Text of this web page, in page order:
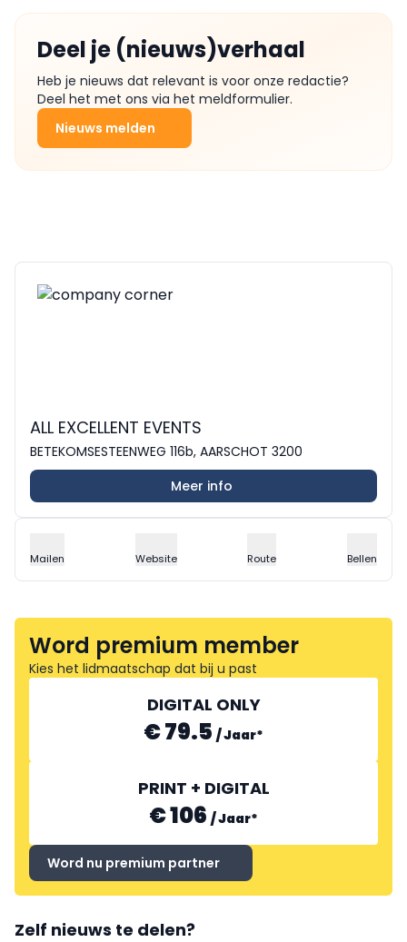
Deel je (nieuws)verhaal
Heb je nieuws dat relevant is voor onze redactie?
Deel het met ons via het meldformulier.
Nieuws melden
ALL EXCELLENT EVENTS
BETEKOMSESTEENWEG 116b, AARSCHOT 3200
Meer info
Mailen Website Route Bellen
Word premium member
Kies het lidmaatschap dat bij u past
DIGITAL ONLY
€ 79.5 /Jaar*
PRINT + DIGITAL
€ 106 /Jaar*
Word nu premium partner
Zelf nieuws te delen?